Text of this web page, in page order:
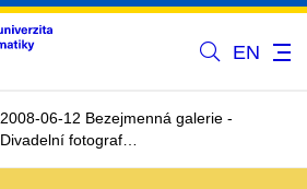
EN
2008-06-12 Bezejmenná galerie -
Divadelní fotograf…